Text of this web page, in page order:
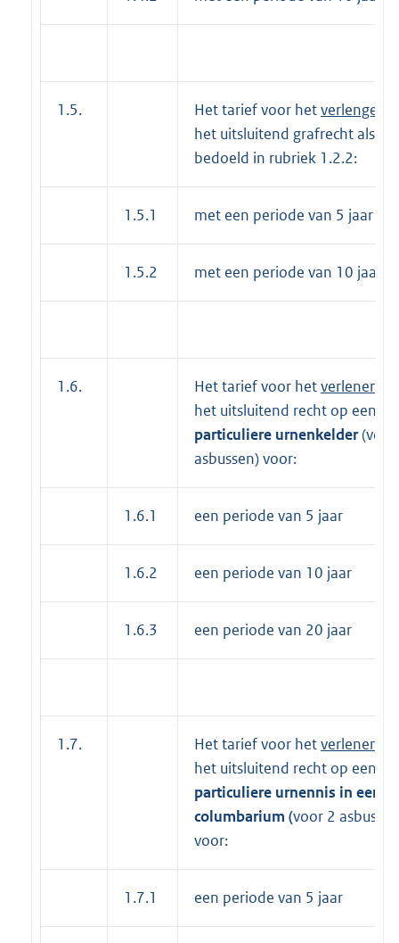
1.5. Het tarief voor hetverlengen
het uitsluitend grafrecht als
bedoeld in rubriek 1.2.2:
1.5.1 met een periode van 5 jaar
1.5.2 met een periode van 10 jaar
1.6. Het tarief voor hetverlenen
het uitsluitend recht op een
particuliere urnenkelder(voor
asbussen) voor:
1.6.1 een periode van 5 jaar
1.6.2 een periode van 10 jaar
1.6.3 een periode van 20 jaar
1.7. Het tarief voor hetverlenen
het uitsluitend recht op een
particuliere urnennis in een
columbarium (voor 2
voor:
1.7.1 een periode van 5 jaar